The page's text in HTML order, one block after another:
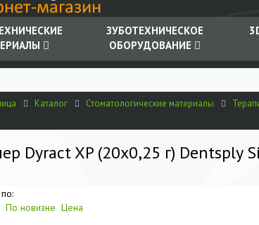
ЗУБОТЕХНИЧЕСКОЕ
ОБОРУДОВАНИЕ
Каталог Стоматологические материалы
Dyract XP (20х0,25 г) Dentsply
По новизне Цена